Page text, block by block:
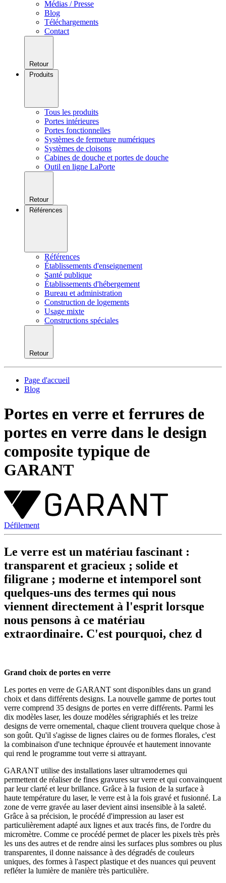
Médias / Presse
Blog
Téléchargements
Contact
Retour
Produits
Tous les produits
Portes intérieures
Portes fonctionnelles
Systèmes de fermeture numériques
Systèmes de cloisons
Cabines de douche et portes de douche
Outil en ligne LaPorte
Retour
Références
Références
Établissements d'enseignement
Santé publique
Établissements d'hébergement
Bureau et administration
Construction de logements
Usage mixte
Constructions spéciales
Retour
Page d'accueil
Blog
Portes en verre et ferrures de
portes en verre dans le design
composite typique de
GARANT
Défilement
Le verre est un matériau fascinant :
transparent et gracieux ; solide et
filigrane ; moderne et intemporel sont
quelques-uns des termes qui nous
viennent directement à l'esprit lorsque
nous pensons à ce matériau
extraordinaire. C'est pourquoi, chez d
Grand choix de portes en verre
Les portes en verre de GARANT sont disponibles dans un grand
choix et dans différents designs. La nouvelle gamme de portes tout
verre comprend 35 designs de portes en verre différents. Parmi les
dix modèles laser, les douze modèles sérigraphiés et les treize
designs de verre ornemental, chaque client trouvera quelque chose à
son goût. Qu'il s'agisse de lignes claires ou de formes florales, c'est
la combinaison d'une technique éprouvée et hautement innovante
qui rend le programme tout verre si attrayant.
GARANT utilise des installations laser ultramodernes qui
permettent de réaliser de fines gravures sur verre et qui convainquent
par leur clarté et leur brillance. Grâce à la fusion de la surface à
haute température du laser, le verre est à la fois gravé et fusionné. La
zone de verre gravée au laser devient ainsi insensible à la saleté.
Grâce à sa précision, le procédé d'impression au laser est
particulièrement adapté aux lignes et aux tracés fins, de l'ordre du
micromètre. Comme ce procédé permet de placer les pixels très près
les uns des autres et de rendre ainsi les surfaces plus sombres ou plus
transparentes, il donne naissance à des dégradés de couleurs
uniques, des formes à l'aspect plastique et des nuances qui peuvent
refléter la lumière de manière très particulière.